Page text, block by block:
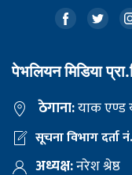
पेभलियन मिडिया
ठेगाना:याक एण्ड
सूचना विभाग दर्ता
अध्यक्ष:नरेश श्रेष्ठ